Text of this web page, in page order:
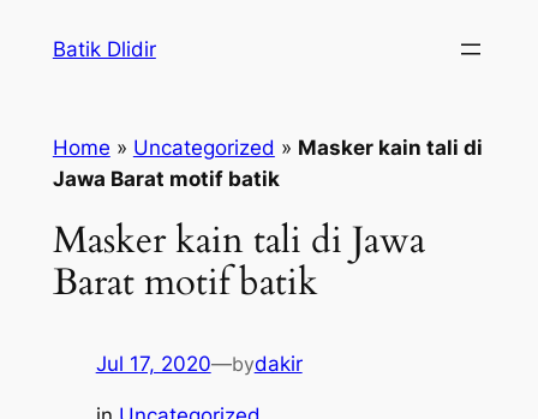
Batik Dlidir
Home » Uncategorized » Masker kain tali di
Jawa Barat motif batik
Masker kain tali di Jawa
Barat motif batik
Jul 17, 2020—bydakir